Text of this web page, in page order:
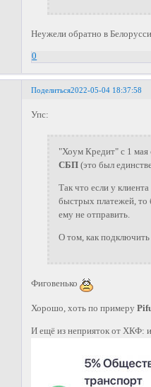
Неужели обратно в
0
Поделиться2022-05-04 18:37:58
Упс:
"Хоум Кредит" с 1 мая
СБП(это был
Так что если у
быстрых платежей, то
ему не отправить.
О том, как
Фиговенько
Хорошо, хоть по примеру
И ещё из неприяток от ХКФ: